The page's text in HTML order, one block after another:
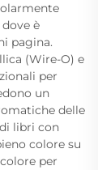
è
pagina.
(Wire-O) e
per
un
delle
libri con
colore su
per